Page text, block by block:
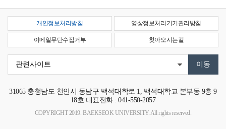
개인정보처리방침 영상정보처리기기관리방침
이메일무단수집거부 찾아오시는길
31065 충청남도 천안시 동남구 백석대학로 1, 백석대학교 본부동 9층 9
18호 대표전화 : 041-550-2057
COPYRIGHT 2019. BAEKSEOK UNIVERSITY. All rights reserved.